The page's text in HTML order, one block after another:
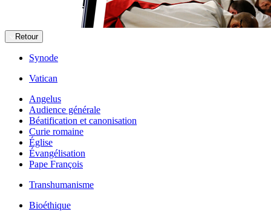
Retour
Synode
Vatican
Angelus
Audience générale
Béatification et canonisation
Curie romaine
Église
Évangélisation
Pape François
Transhumanisme
Bioéthique